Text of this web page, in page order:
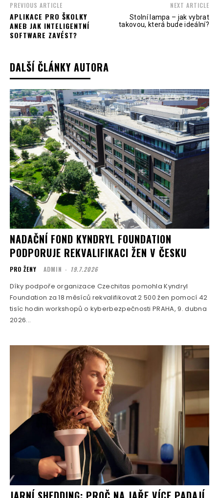
PREVIOUS ARTICLE
APLIKACE PRO ŠKOLKY
ANEB JAK INTELIGENTNÍ
SOFTWARE ZAVÉST?
NEXT ARTICLE
Stolní lampa – jak vybrat
takovou, která bude ideální?
DALŠÍ ČLÁNKY AUTORA
NADAČNÍ FOND KYNDRYL FOUNDATION
PODPORUJE REKVALIFIKACI ŽEN V ČESKU
PRO ŽENY ADMIN - 19.7.2026
Díky podpoře organizace Czechitas pomohla Kyndryl
Foundation za 18 měsíců rekvalifikovat 2 500 žen pomocí 42
tisíc hodin workshopů o kyberbezpečnosti PRAHA, 9. dubna
2026...